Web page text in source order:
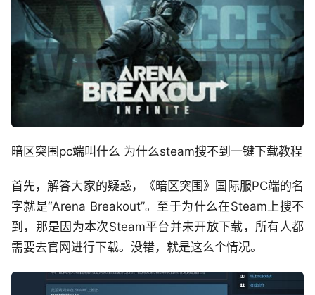
暗区突围pc端叫什么 为什么steam搜不到一键下载教程
首先，解答大家的疑惑，《暗区突围》国际服PC端的名
字就是“Arena Breakout”。至于为什么在Steam上搜不
到，那是因为本次Steam平台并未开放下载，所有人都
需要去官网进行下载。没错，就是这么个情况。